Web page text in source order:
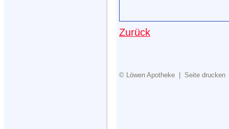
Zurück
© Löwen Apotheke| Seite drucken